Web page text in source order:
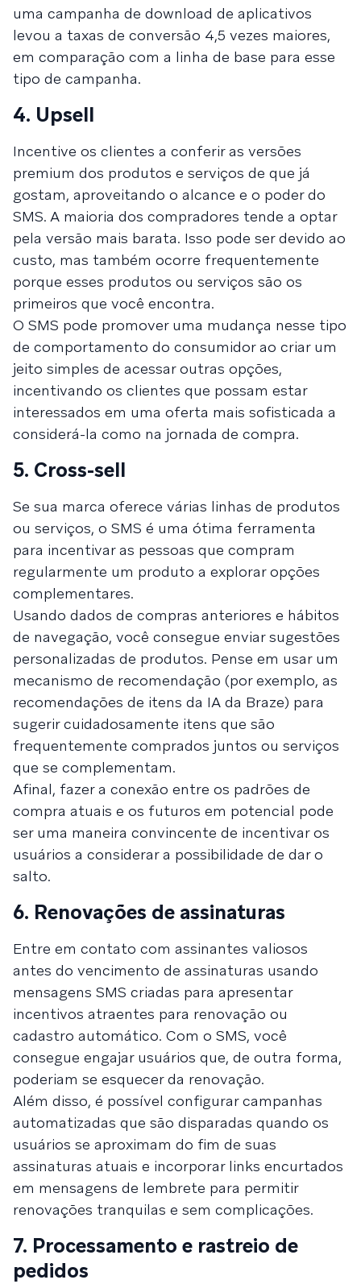
uma campanha de download de aplicativos
levou a taxas de conversão 4,5 vezes maiores,
em comparação com a linha de base para esse
tipo de campanha.
4. Upsell
Incentive os clientes a conferir as versões
premium dos produtos e serviços de que já
gostam, aproveitando o alcance e o poder do
SMS. A maioria dos compradores tende a optar
pela versão mais barata. Isso pode ser devido ao
custo, mas também ocorre frequentemente
porque esses produtos ou serviços são os
primeiros que você encontra.
O SMS pode promover uma mudança nesse tipo
de comportamento do consumidor ao criar um
jeito simples de acessar outras opções,
incentivando os clientes que possam estar
interessados em uma oferta mais sofisticada a
considerá-la como na jornada de compra.
5. Cross-sell
Se sua marca oferece várias linhas de produtos
ou serviços, o SMS é uma ótima ferramenta
para incentivar as pessoas que compram
regularmente um produto a explorar opções
complementares.
Usando dados de compras anteriores e hábitos
de navegação, você consegue enviar sugestões
personalizadas de produtos. Pense em usar um
mecanismo de recomendação (por exemplo, as
recomendações de itens da IA da Braze) para
sugerir cuidadosamente itens que são
frequentemente comprados juntos ou serviços
que se complementam.
Afinal, fazer a conexão entre os padrões de
compra atuais e os futuros em potencial pode
ser uma maneira convincente de incentivar os
usuários a considerar a possibilidade de dar o
salto.
6. Renovações de assinaturas
Entre em contato com assinantes valiosos
antes do vencimento de assinaturas usando
mensagens SMS criadas para apresentar
incentivos atraentes para renovação ou
cadastro automático. Com o SMS, você
consegue engajar usuários que, de outra forma,
poderiam se esquecer da renovação.
Além disso, é possível configurar campanhas
automatizadas que são disparadas quando os
usuários se aproximam do fim de suas
assinaturas atuais e incorporar links encurtados
em mensagens de lembrete para permitir
renovações tranquilas e sem complicações.
7. Processamento e rastreio de
pedidos